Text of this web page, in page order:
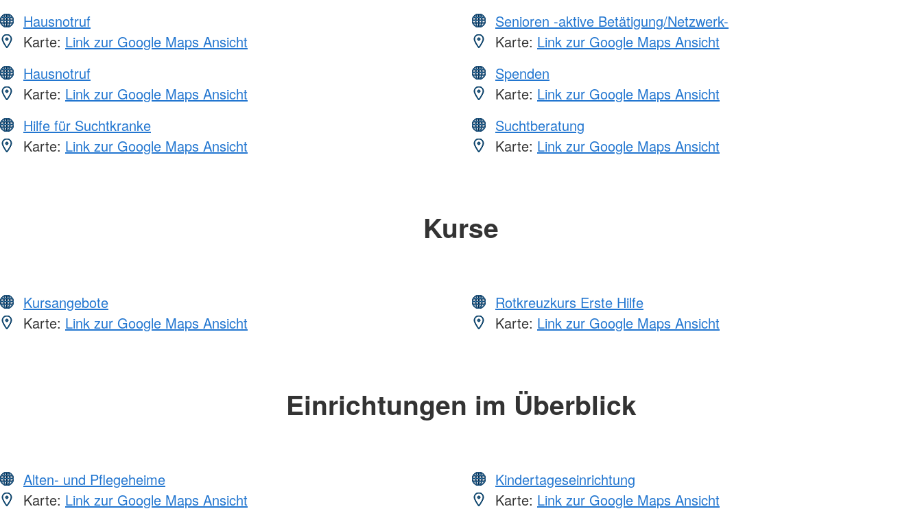
Hausnotruf
Karte: Link zur Google Maps Ansicht
Hausnotruf
Karte: Link zur Google Maps Ansicht
Hilfe für Suchtkranke
Karte: Link zur Google Maps Ansicht
Senioren -aktive Betätigung/Netzwerk-
Karte: Link zur Google Maps Ansicht
Spenden
Karte: Link zur Google Maps Ansicht
Suchtberatung
Karte: Link zur Google Maps Ansicht
Kurse
Kursangebote
Karte: Link zur Google Maps Ansicht
Rotkreuzkurs Erste Hilfe
Karte: Link zur Google Maps Ansicht
Einrichtungen im Überblick
Alten- und Pflegeheime
Karte: Link zur Google Maps Ansicht
Kindertageseinrichtung
Karte: Link zur Google Maps Ansicht